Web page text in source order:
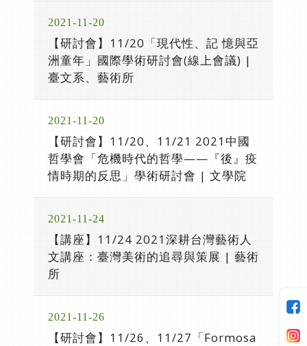
2021-11-20
【研討會】11/20「現代性、記 憶與亞
洲童年」國際學術研討會(線上會議) |
臺文系、藝術所
2021-11-20
【研討會】11/20、11/21 2021中國
哲學會「危機時代的哲學——『後』疫
情時期的反思」學術研討會 | 文學院
2021-11-24
【講座】11/24 2021深耕台灣藝術人
文講座：臺灣美術的追尋與策展 | 藝術
所
2021-11-26
【研討會】11/26、11/27「Formosa